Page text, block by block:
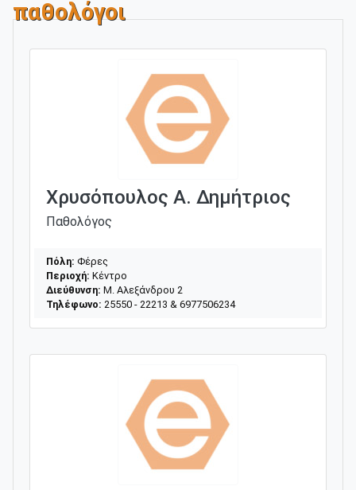
παθολόγοι
Χρυσόπουλος Α. Δημήτριος
Παθολόγος
Πόλη: Φέρες
Περιοχή: Κέντρο
Διεύθυνση: Μ. Αλεξάνδρου 2
Τηλέφωνο: 25550 - 22213 & 6977506234